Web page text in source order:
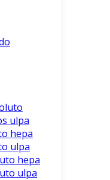
ulpa
hepa
ulpa
hepa
ulpa